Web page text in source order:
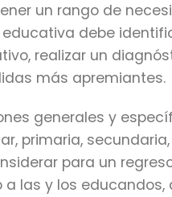
un rango de
debe
realizar un
más apremiantes.
generales y
primaria,
para un
las y los educandos,